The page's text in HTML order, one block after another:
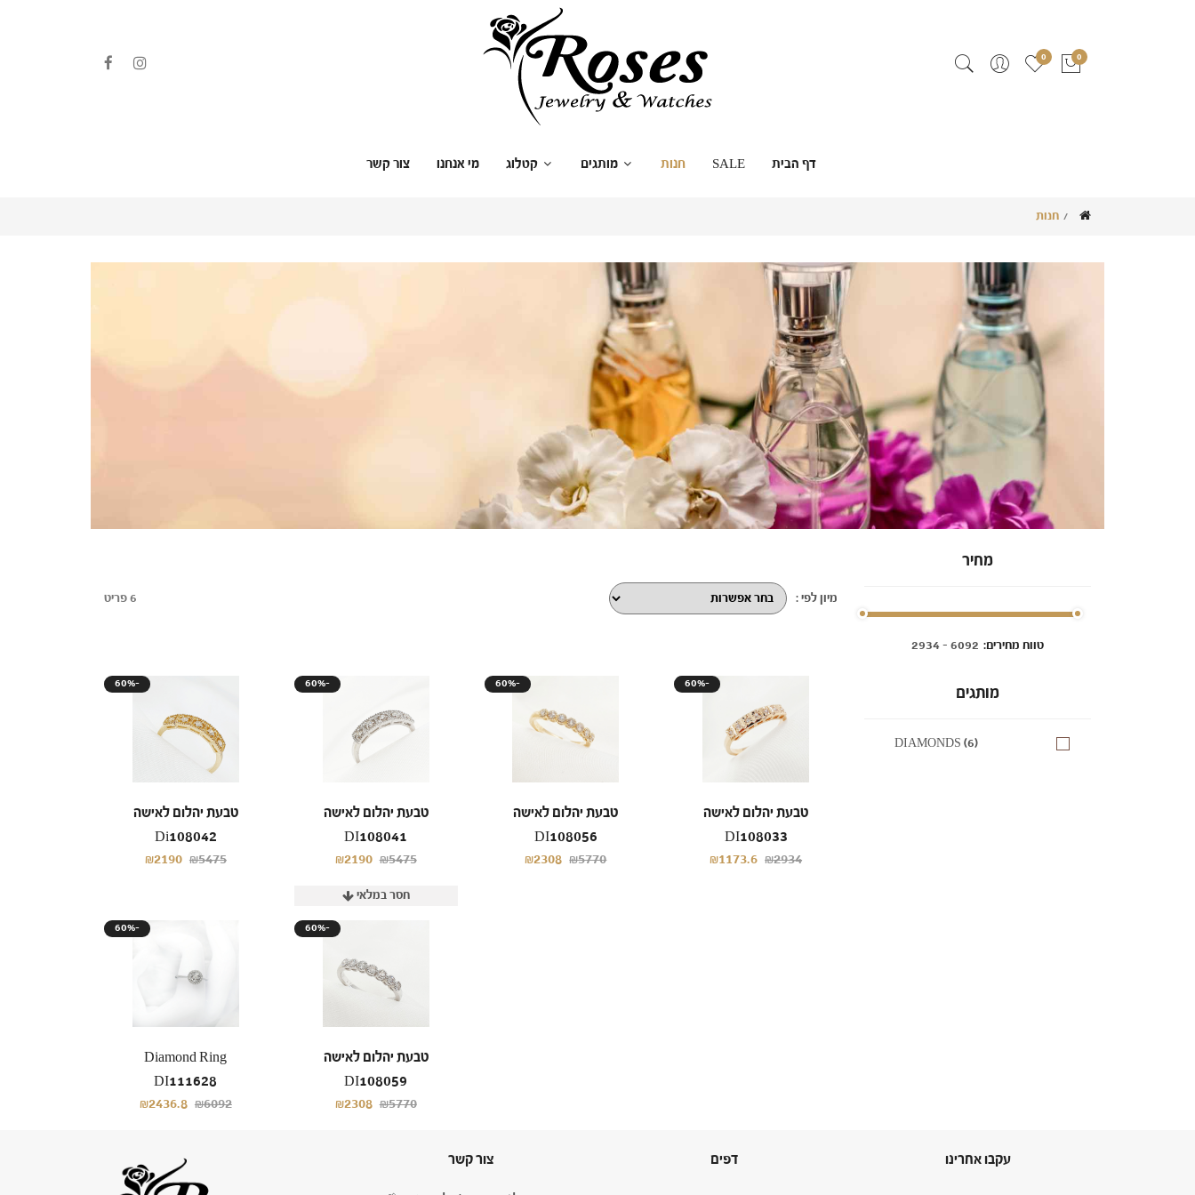
0 0
צור קשר מי אנחנו קטלוג מותגים חנות SALE דף הבית
חנות
מחיר
:טווח מחירים
מותגים
DIAMONDS (6)
6 פריט מיון לפי :
60%-
טבעת יהלום לאישה
Di108042
₪2190 ₪5475
60%-
טבעת יהלום לאישה
DI108041
₪2190 ₪5475
60%-
טבעת יהלום לאישה
DI108056
₪2308 ₪5770
60%-
טבעת יהלום לאישה
DI108033
₪1173.6 ₪2934
60%-
Diamond Ring
DI111628
₪2436.8 ₪6092
חסר במלאי
60%-
טבעת יהלום לאישה
DI108059
₪2308 ₪5770
צור קשר דפים עקבו אחרינו